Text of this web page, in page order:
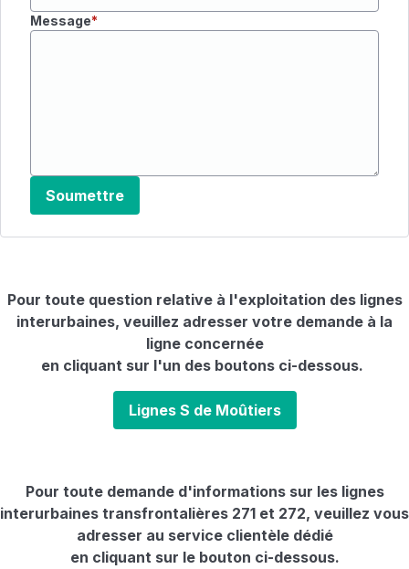
Message
Soumettre
Pour toute question relative à l'exploitation des lignes
interurbaines, veuillez adresser votre demande à la
ligne concernée
en cliquant sur l'un des boutons ci-dessous.
Lignes S de Moûtiers
Pour toute demande d'informations sur les lignes
interurbaines transfrontalières 271 et 272, veuillez vous
adresser au service clientèle dédié
en cliquant sur le bouton ci-dessous.